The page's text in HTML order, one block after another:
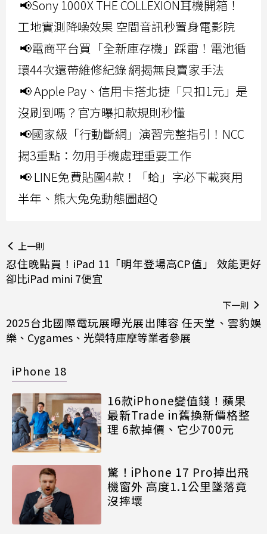
📢Sony 1000X THE COLLEXION耳機開箱！
工地實測降噪效果 空間音訊秒置身電影院
📢電商平台買「全新庫存機」踩雷！電池循
環44次還帶維修紀錄 網揭無良賣家手法
📢 Apple Pay、信用卡搭北捷「只扣1元」是
沒刷到嗎？官方曝扣款規則秒懂
📢國家級「行動斷網」演習完整指引！NCC
揭3重點：勿用手機處理重要工作
📢 LINE免費貼圖4款！「蛤」字必下載爽用
半年、熊大兔兔動態圖超Q
上一則
忍住晚點買！iPad 11「明年登場高CP值」 效能更好
卻比iPad mini 7便宜
下一則
2025台北國際電玩展曝光展出陣容 任天堂、雲豹娛
樂、Cygames、光榮特庫摩等業者參展
iPhone 18
16款iPhone變值錢！蘋果
最新Trade in舊換新價格整
理 6款掉價、它少700元
驚！iPhone 17 Pro掉出飛
機窗外 高度1.1公里墜落竟
沒摔壞